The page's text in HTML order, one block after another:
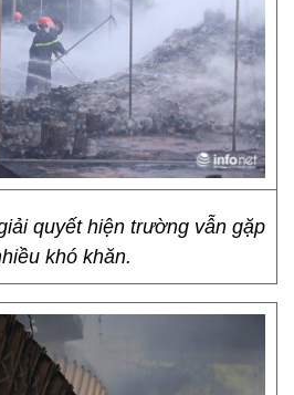
quyết hiện trường vẫn gặp
khó khăn.